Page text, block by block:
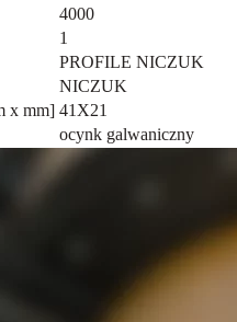
4000
1
PROFILE NICZUK
NICZUK
x mm] 41X21
ocynk galwaniczny